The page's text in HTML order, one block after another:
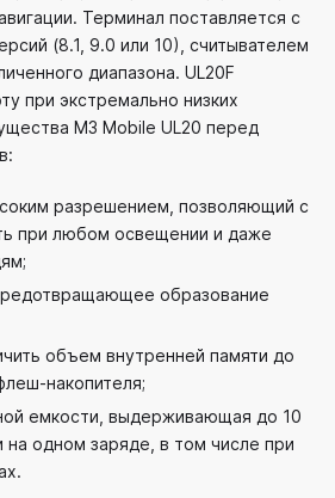
Терминал поставляется с
(8.1, 9.0 или 10), считывателем
диапазона. UL20F
при экстремально низких
M3 Mobile UL20 перед
разрешением, позволяющий с
при любом освещении и даже
образование
объем внутренней памяти до
накопителя;
емкости, выдерживающая до 10
на одном заряде, в том числе при